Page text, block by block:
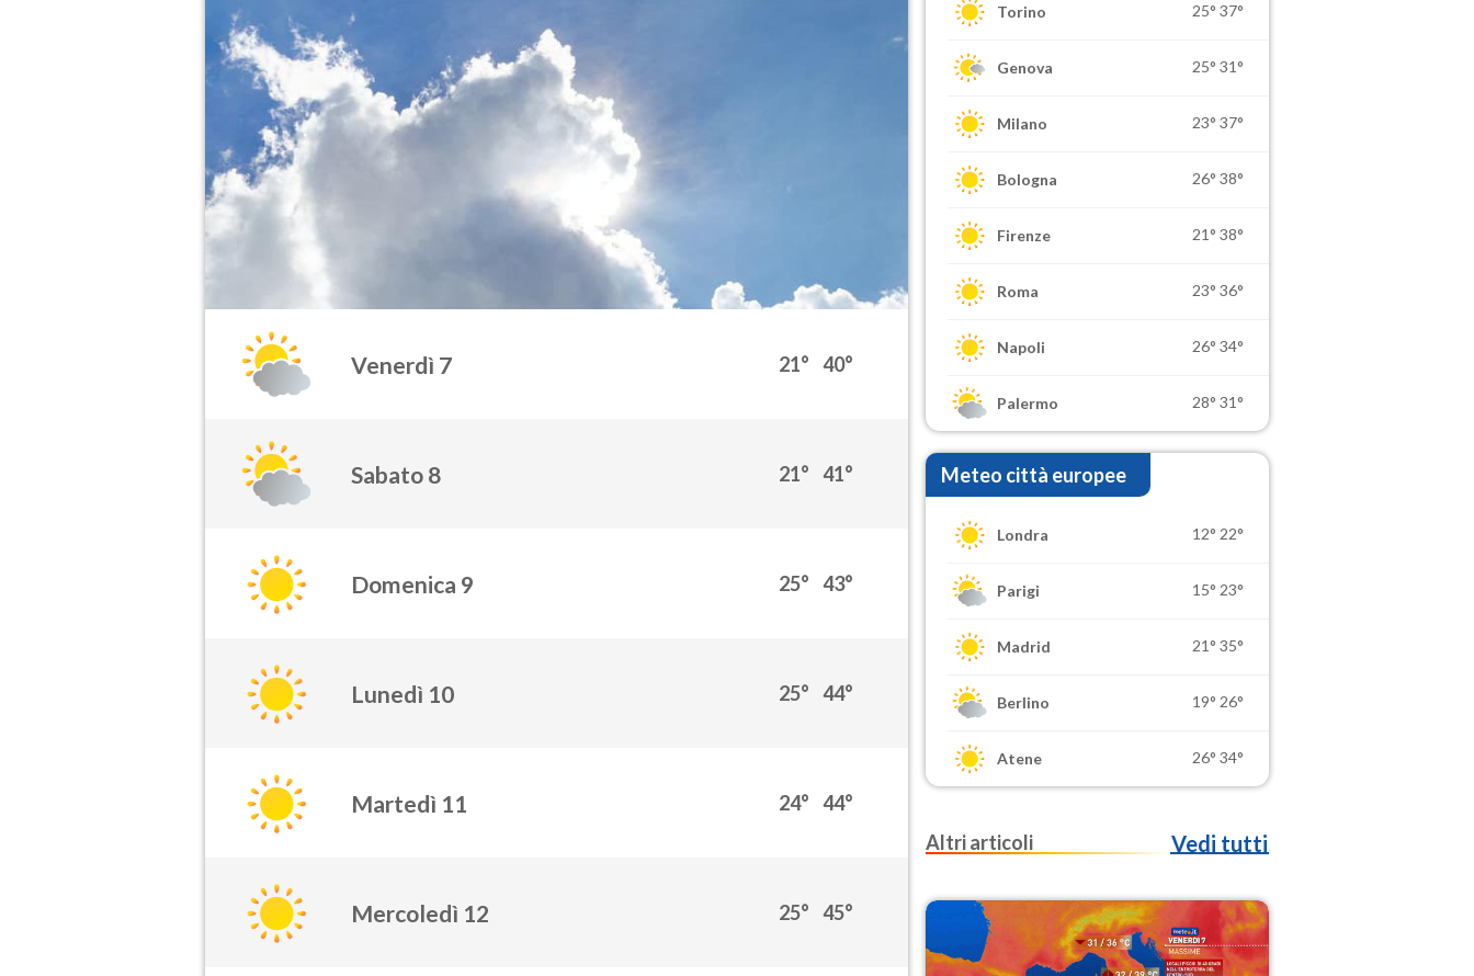
Venerdì 7 21° 40°
Sabato 8 21° 41°
Domenica 9 25° 43°
Lunedì 10 25° 44°
Martedì 11 24° 44°
Mercoledì 12 25° 45°
Torino 25° 37°
Genova 25° 31°
Milano 23° 37°
Bologna 26° 38°
Firenze 21° 38°
Roma 23° 36°
Napoli 26° 34°
Palermo 28° 31°
Meteo città europee
Londra 12° 22°
Parigi 15° 23°
Madrid 21° 35°
Berlino 19° 26°
Atene 26° 34°
Altri articoli Vedi tutti